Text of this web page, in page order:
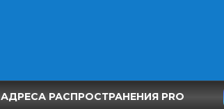
АДРЕСА РАСПРОСТРАНЕНИЯ PRO